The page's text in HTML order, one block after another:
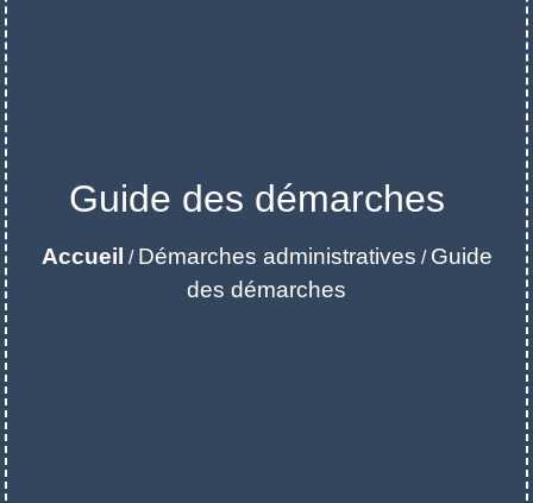
Guide des démarches
Accueil / Démarches administratives / Guide
des démarches